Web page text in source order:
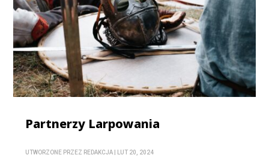
Partnerzy Larpowania
UTWORZONE PRZEZ REDAKCJA LUT 20, 2024